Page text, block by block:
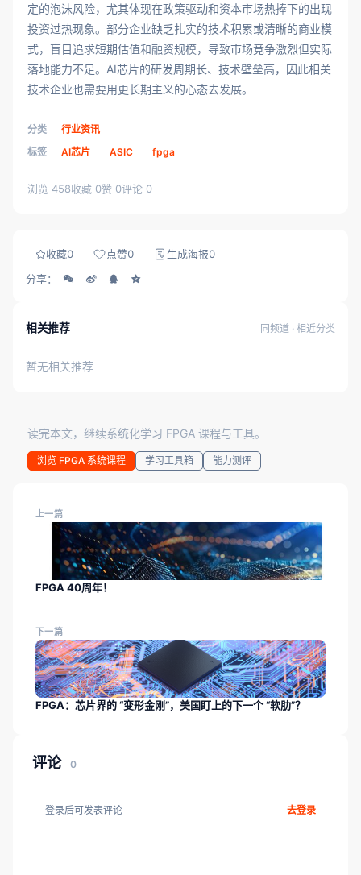
定的泡沫风险，尤其体现在政策驱动和资本市场热捧下的出现
投资过热现象。部分企业缺乏扎实的技术积累或清晰的商业模
式，盲目追求短期估值和融资规模，导致市场竞争激烈但实际
落地能力不足。AI芯片的研发周期长、技术壁垒高，因此相关
技术企业也需要用更长期主义的心态去发展。
分类
行业资讯
标签
AI芯片 ASIC fpga
浏览 458收藏 0赞 0评论 0
收藏0 点赞0 生成海报0
分享：
相关推荐 同频道 · 相近分类
暂无相关推荐
读完本文，继续系统化学习 FPGA 课程与工具。
浏览 FPGA 系统课程 学习工具箱 能力测评
上一篇
FPGA 40周年！
下一篇
FPGA：芯片界的 “变形金刚”，美国盯上的下一个 “软肋”？
评论 0
登录后可发表评论 去登录